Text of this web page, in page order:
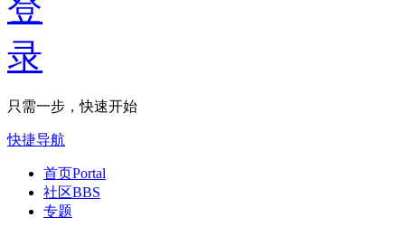
只需一步，快速开始
快捷导航
首页Portal
社区BBS
专题